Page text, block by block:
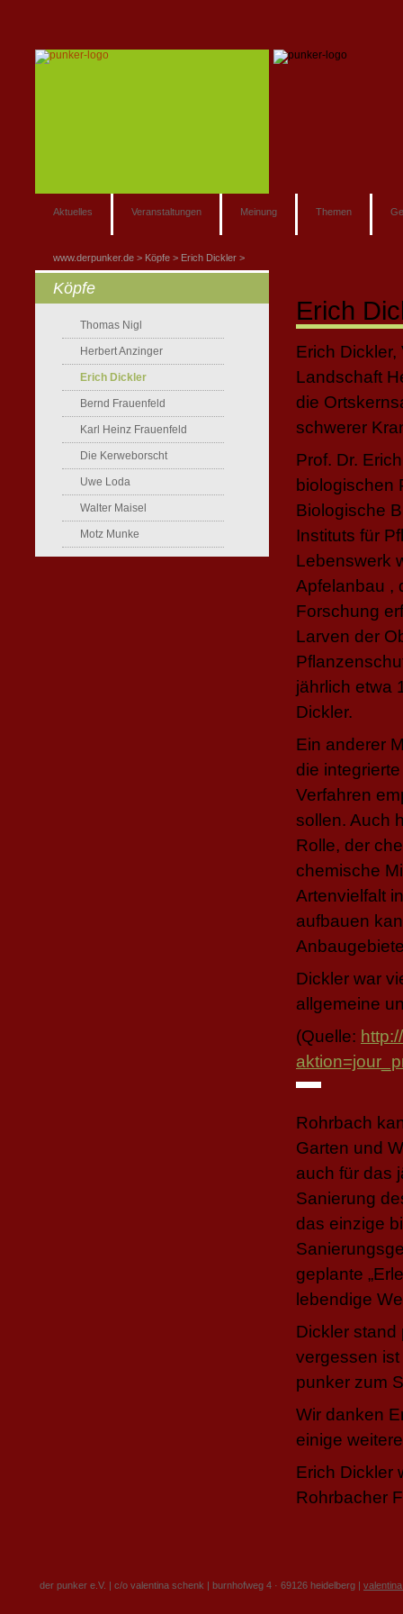
Aktuelles Veranstaltungen Meinung Themen
www.derpunker.de Köpfe Erich Dickler
Erich
Erich
Landschaft
die
schwerer
Prof. Dr.
biologischen
Biologische
Instituts für
Lebenswerk
Apfelanbau ,
Forschung
Larven der
jährlich etwa
Dickler.
Ein anderer
die
Verfahren
sollen. Auch
Rolle, der
chemische
Artenvielfalt
aufbauen
Dickler war
allgemeine
(Quelle:
Rohrbach
Garten und
auch für das
Sanierung
das einzige
geplante
lebendige
Dickler stand
vergessen
punker zum
Wir danken
einige
Erich Dickler
Rohrbacher
Köpfe
Thomas Nigl
Herbert Anzinger
Erich Dickler
Bernd Frauenfeld
Karl Heinz Frauenfeld
Die Kerweborscht
Uwe Loda
Walter Maisel
Motz Munke
der punker e.V. | c/o valentina schenk | burnhofweg 4 · 69126 heidelberg |